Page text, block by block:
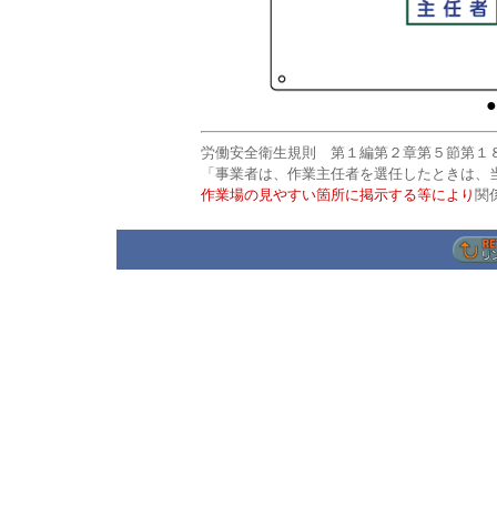
労働安全衛生規則 第１編第２章第５節第１
「事業者は、作業主任者を選任したときは
作業場の見やすい箇所に掲示する等により 関